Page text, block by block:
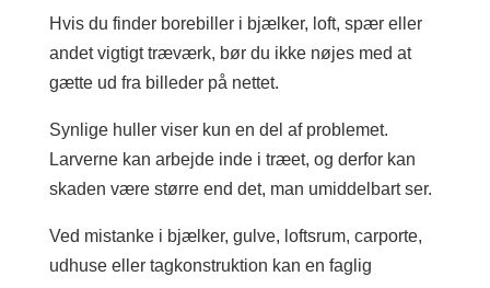
Hvis du finder borebiller i bjælker, loft, spær eller
andet vigtigt træværk, bør du ikke nøjes med at
gætte ud fra billeder på nettet.
Synlige huller viser kun en del af problemet.
Larverne kan arbejde inde i træet, og derfor kan
skaden være større end det, man umiddelbart ser.
Ved mistanke i bjælker, gulve, loftsrum, carporte,
udhuse eller tagkonstruktion kan en faglig